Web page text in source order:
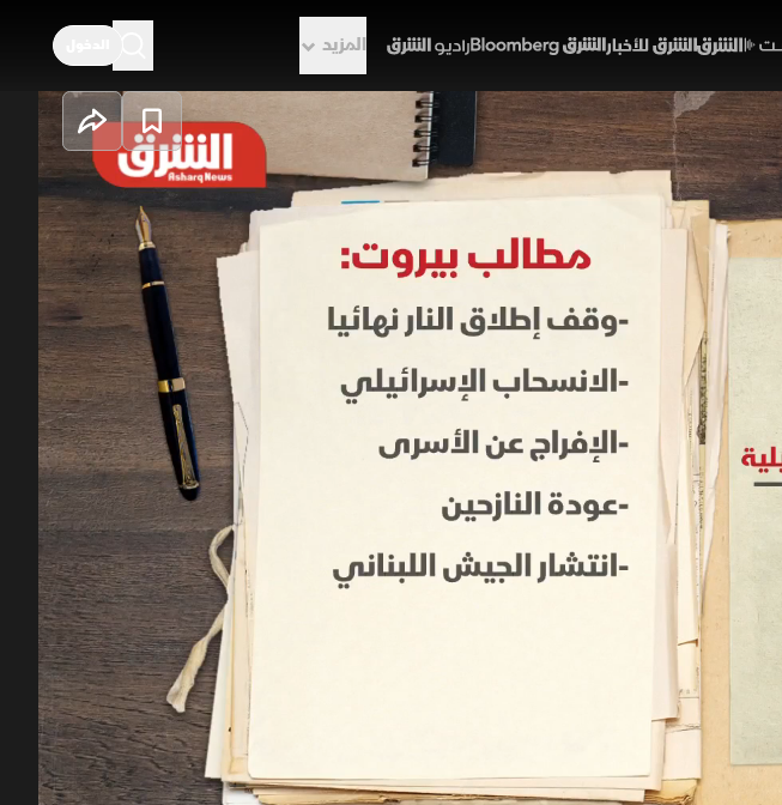
المزيد
هل تنجح أميركا في
لبنان وإسرائيل برعاية أميركا حيث تطالب بيروت بوقف إطلاق
النازحين وبسط سلطة الدولة بينما تصر تل أبيب على نزع
لتعزيز قدرات الجيش بوحدات خاصة بعيدة عن التأثيرات
اللبنانية الإسرائيلية